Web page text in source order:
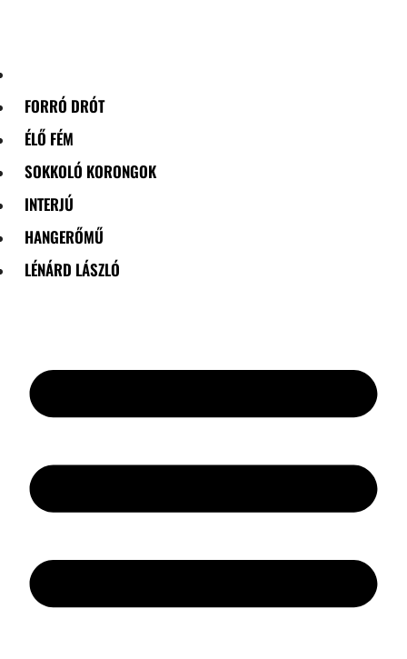
FORRÓ DRÓT
ÉLŐ FÉM
SOKKOLÓ KORONGOK
INTERJÚ
HANGERŐMŰ
LÉNÁRD LÁSZLÓ